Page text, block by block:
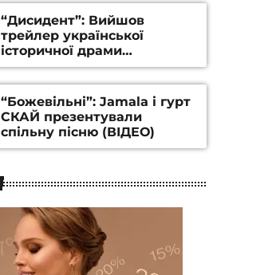
“Дисидент”: Вийшов
трейлер української
історичної драми
Станіслава Гуренка та
Андрія Алфьорова (ВІДЕО)
“Божевільні”: Jamala і гурт
СКАЙ презентували
спільну пісню (ВІДЕО)